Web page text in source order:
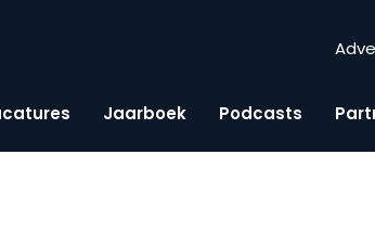
Jaarboek Podcasts